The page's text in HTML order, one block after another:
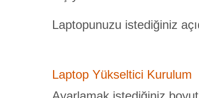
Laptopunuzu istediğiniz
Laptop Yükseltici Kurulum